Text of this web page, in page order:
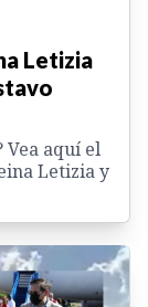
Letizia
Vea aquí el
Letizia y